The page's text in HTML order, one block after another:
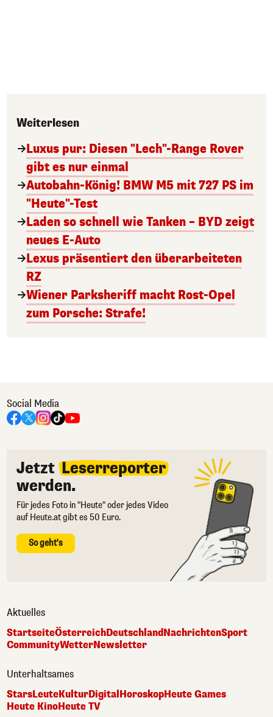
Weiterlesen
Luxus pur: Diesen "Lech"-Range Rover
gibt es nur einmal
Autobahn-König! BMW M5 mit 727 PS im
"Heute"-Test
Laden so schnell wie Tanken – BYD zeigt
neues E-Auto
Lexus präsentiert den überarbeiteten
RZ
Wiener Parksheriff macht Rost-Opel
zum Porsche: Strafe!
Social Media
Jetzt Leserreporter
werden.
Für jedes Foto in "Heute" oder jedes Video
auf Heute.at gibt es 50 Euro.
So geht's
Aktuelles
StartseiteÖsterreichDeutschlandNachrichtenSport
CommunityWetterNewsletter
Unterhaltsames
StarsLeuteKulturDigitalHoroskopHeute Games
Heute KinoHeute TV